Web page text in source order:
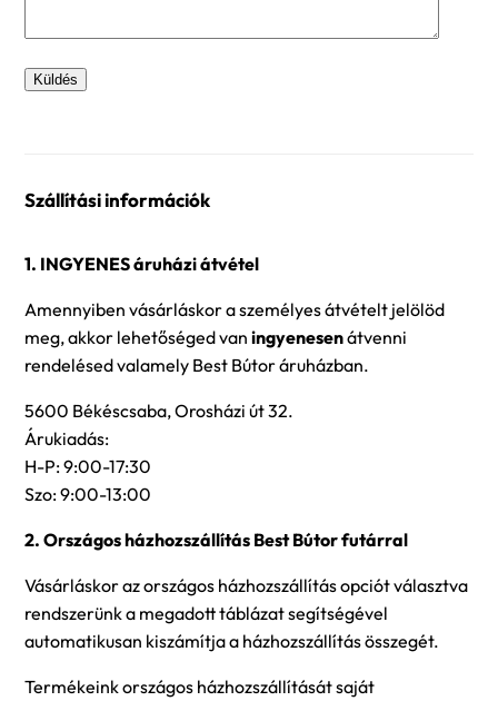
Szállítási információk
1. INGYENES áruházi átvétel
Amennyiben vásárláskor a személyes átvételt jelölöd
meg, akkor lehetőséged van ingyenesenátvenni
rendelésed valamely Best Bútor áruházban.
5600 Békéscsaba, Orosházi út 32.
Árukiadás:
H-P: 9:00-17:30
Szo: 9:00-13:00
2. Országos házhozszállítás Best Bútor futárral
Vásárláskor az országos házhozszállítás opciót választva
rendszerünk a megadott táblázat segítségével
automatikusan kiszámítja a házhozszállítás összegét.
Termékeink országos házhozszállítását saját